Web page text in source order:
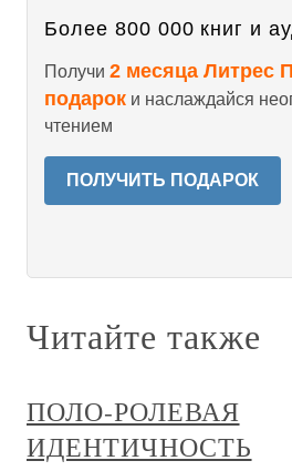
Более 800 000 книг и
Получи 2 месяца Литрес
подарок и наслаждайся
чтением
ПОЛУЧИТЬ ПОДАРОК
Читайте также
ПОЛО-РОЛЕВАЯ
ИДЕНТИЧНОСТЬ